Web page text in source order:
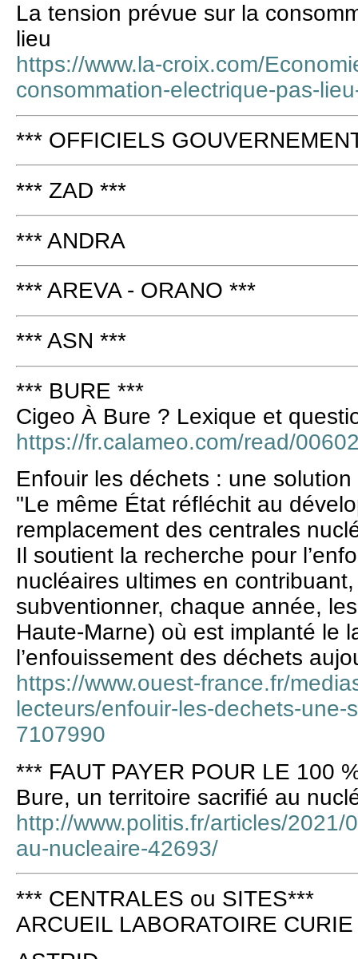
La tension prévue sur la
lieu
https://www.la-croix.com/
consommation-electrique-pas-
*** OFFICIELS
*** ZAD ***
*** ANDRA
*** AREVA - ORANO ***
*** ASN ***
*** BURE ***
Cigeo À Bure ? Lexique et
https://fr.calameo.com/read/
Enfouir les déchets : une
"Le même État réfléchit au
remplacement des centrales
Il soutient la recherche pour
nucléaires ultimes en
subventionner, chaque année,
Haute-Marne) où est implanté le
l’enfouissement des déchets
https://www.ouest-france.fr/
lecteurs/enfouir-les-dechets-
7107990
*** FAUT PAYER POUR LE 100
Bure, un territoire sacrifié au
http://www.politis.fr/articles/2021/
au-nucleaire-42693/
*** CENTRALES ou SITES***
ARCUEIL LABORATOIRE CURIE